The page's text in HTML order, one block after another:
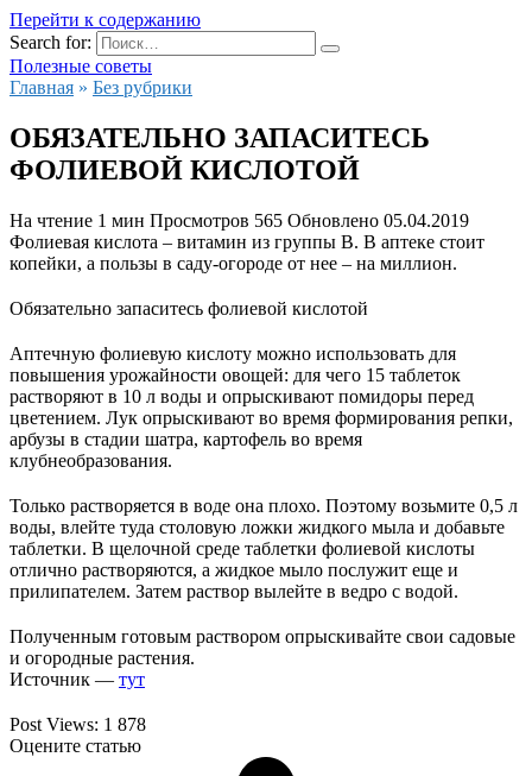
Перейти к содержанию
Search for:
Полезные советы
Главная » Без рубрики
ОБЯЗАТЕЛЬНО ЗАПАСИТЕСЬ
ФОЛИЕВОЙ КИСЛОТОЙ
На чтение 1 мин Просмотров 565 Обновлено 05.04.2019
Фолиевая кислота – витамин из группы В. В аптеке стоит
копейки, а пользы в саду-огороде от нее – на миллион.
Обязательно запаситесь фолиевой кислотой
Аптечную фолиевую кислоту можно использовать для
повышения урожайности овощей: для чего 15 таблеток
растворяют в 10 л воды и опрыскивают помидоры перед
цветением. Лук опрыскивают во время формирования репки,
арбузы в стадии шатра, картофель во время
клубнеобразования.
Только растворяется в воде она плохо. Поэтому возьмите 0,5 л
воды, влейте туда столовую ложки жидкого мыла и добавьте
таблетки. В щелочной среде таблетки фолиевой кислоты
отлично растворяются, а жидкое мыло послужит еще и
прилипателем. Затем раствор вылейте в ведро с водой.
Полученным готовым раствором опрыскивайте свои садовые
и огородные растения.
Источник — тут
Post Views: 1 878
Оцените статью